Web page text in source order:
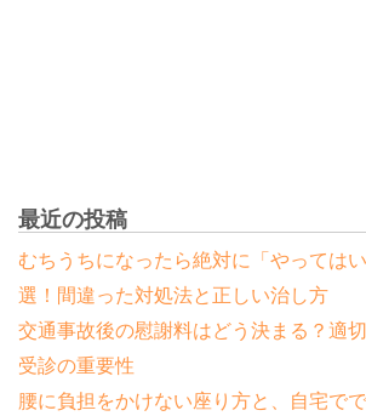
最近の投稿
むちうちになったら絶対に「やっては
選！間違った対処法と正しい治し方
交通事故後の慰謝料はどう決まる？適
受診の重要性
腰に負担をかけない座り方と、自宅で